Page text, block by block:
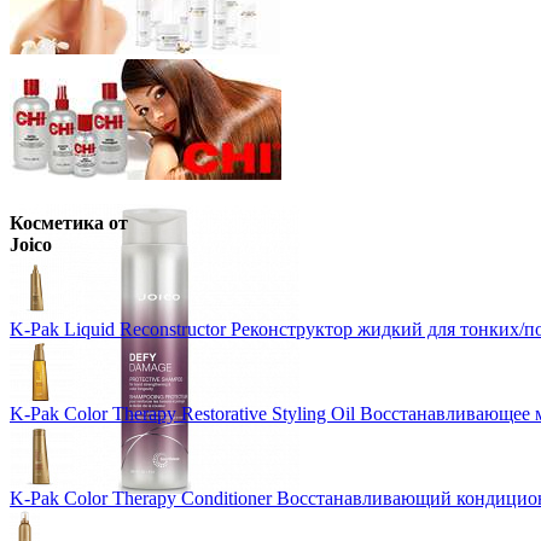
Косметика от
Joico
K-Pak Liquid Reconstructor Реконструктор жидкий для тонких/
K-Pak Color Therapy Restorative Styling Oil Восстанавливающее
K-Pak Color Therapy Conditioner Восстанавливающий